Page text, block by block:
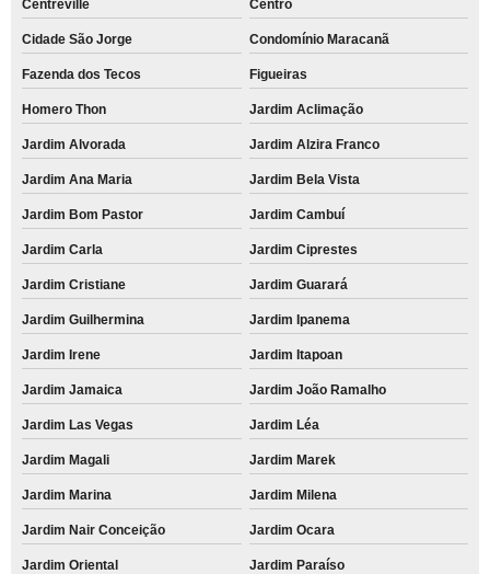
Centreville Centro
Cidade São Jorge Condomínio Maracanã
Fazenda dos Tecos Figueiras
Homero Thon Jardim Aclimação
Jardim Alvorada Jardim Alzira Franco
Jardim Ana Maria Jardim Bela Vista
Jardim Bom Pastor Jardim Cambuí
Jardim Carla Jardim Ciprestes
Jardim Cristiane Jardim Guarará
Jardim Guilhermina Jardim Ipanema
Jardim Irene Jardim Itapoan
Jardim Jamaica Jardim João Ramalho
Jardim Las Vegas Jardim Léa
Jardim Magali Jardim Marek
Jardim Marina Jardim Milena
Jardim Nair Conceição Jardim Ocara
Jardim Oriental Jardim Paraíso